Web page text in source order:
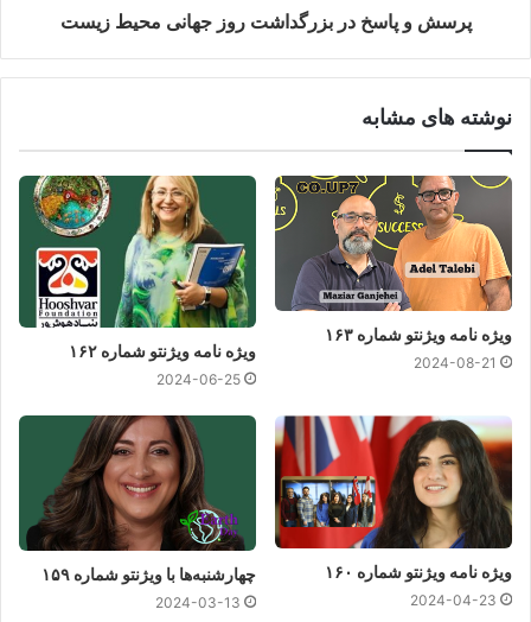
یک بیزینس میخواهید بخرید؟
پرسش و پاسخ در بزرگداشت روز جهانی محیط زیست
نوشته های مشابه
ویژه نامه ویژنتو شماره ۱۶۳
2024-08-21
ویژه نامه ویژنتو شماره ۱۶۲
2024-06-25
ویژه نامه ویژنتو شماره ۱۶۰
2024-04-23
چهارشنبه‌ها با ویژنتو شماره ۱۵۹
2024-03-13